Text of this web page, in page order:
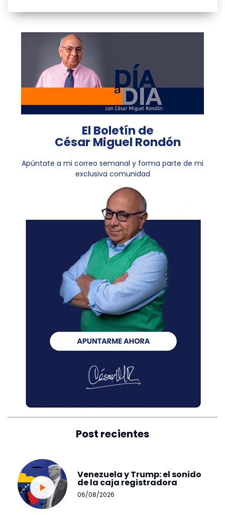
El Boletín de
César Miguel Rondón
Apúntate a mi correo semanal y forma parte de mi
exclusiva comunidad
Post recientes
Venezuela y Trump: el sonido
de la caja registradora
06/08/2026